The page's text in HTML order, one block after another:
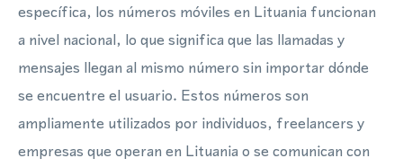
específica, los números móviles en Lituania funcionan
a nivel nacional, lo que significa que las llamadas y
mensajes llegan al mismo número sin importar dónde
se encuentre el usuario. Estos números son
ampliamente utilizados por individuos, freelancers y
empresas que operan en Lituania o se comunican con